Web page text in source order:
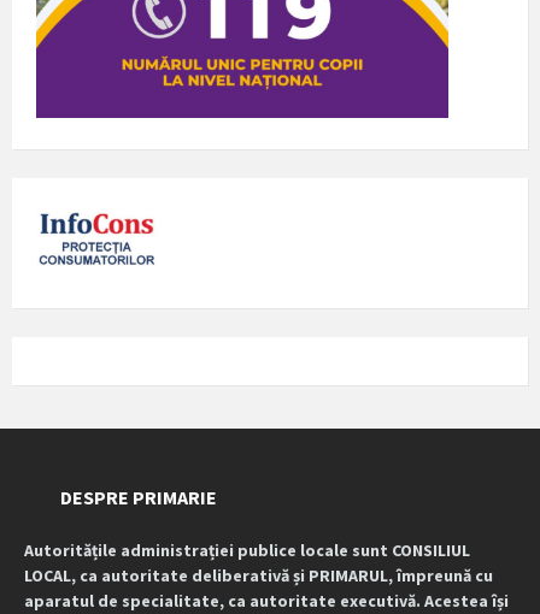
DESPRE PRIMARIE
Autoritățile administrației publice locale sunt CONSILIUL
LOCAL, ca autoritate deliberativă și PRIMARUL, împreună cu
aparatul de specialitate, ca autoritate executivă. Acestea își